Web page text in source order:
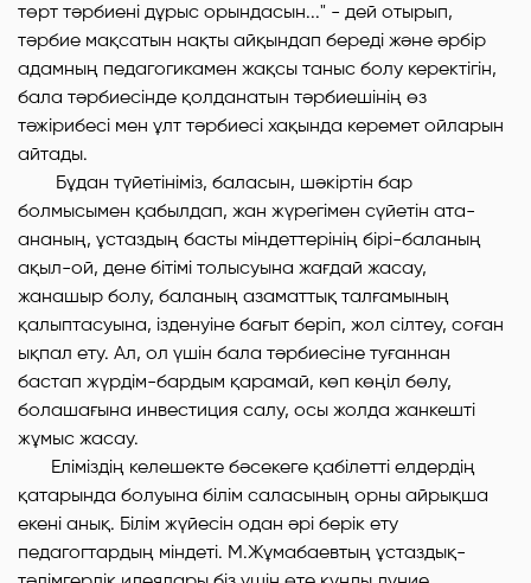
төрт тәрбиені дұрыс орындасын..." - дей отырып,
тәрбие мақсатын нақты айқындап береді және әрбір
адамның педагогикамен жақсы таныс болу керектігін,
бала тәрбиесінде қолданатын тәрбиешінің өз
тәжірибесі мен ұлт тәрбиесі хақында керемет ойларын
айтады.
Бұдан түйетініміз, баласын, шәкіртін бар
болмысымен қабылдап, жан жүрегімен сүйетін ата-
ананың, ұстаздың басты міндеттерінің бірі-баланың
ақыл-ой, дене бітімі толысуына жағдай жасау,
жанашыр болу, баланың азаматтық талғамының
қалыптасуына, ізденуіне бағыт беріп, жол сілтеу, соған
ықпал ету. Ал, ол үшін бала тәрбиесіне туғаннан
бастап жүрдім-бардым қарамай, көп көңіл бөлу,
болашағына инвестиция салу, осы жолда жанкешті
жұмыс жасау.
Еліміздің келешекте бәсекеге қабілетті елдердің
қатарында болуына білім саласының орны айрықша
екені анық. Білім жүйесін одан әрі берік ету
педагогтардың міндеті. М.Жұмабаевтың ұстаздық-